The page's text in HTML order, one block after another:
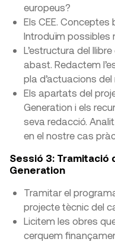
europeus?
Els CEE. Conceptes
Introduïm possibles
L’estructura del
abast. Redactem
pla d’actuacions
Els apartats del
Generation i els
seva redacció.
en el nostre cas
Sessió 3: Tramitació
Generation
Tramitar el
projecte tècnic del
Licitem les obres
cerquem